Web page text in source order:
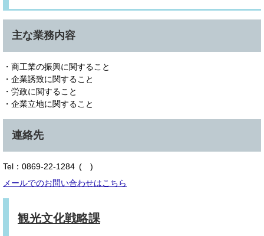
主な業務内容
・商工業の振興に関すること
・企業誘致に関すること
・労政に関すること
・企業立地に関すること
連絡先
Tel：0869-22-1284
メールでのお問い合わせはこちら
観光文化戦略課